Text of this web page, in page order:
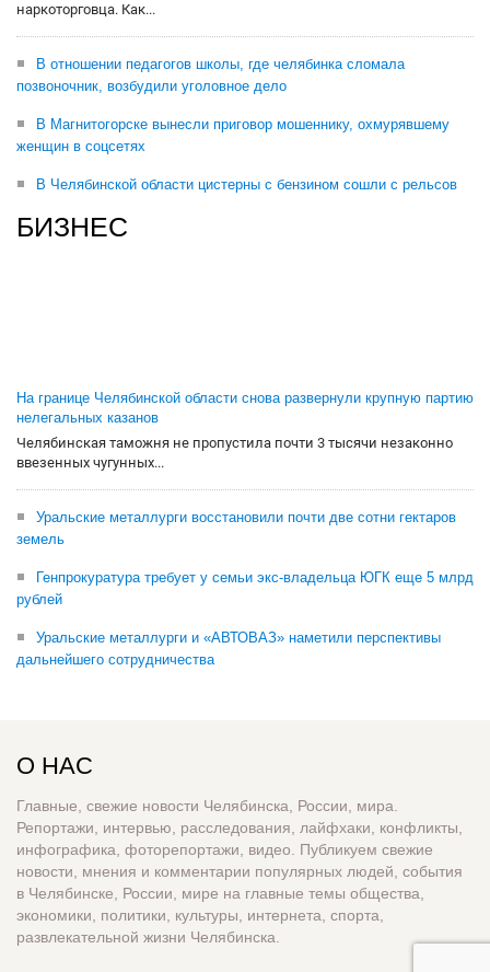
наркоторговца. Как...
В отношении педагогов школы, где челябинка сломала
позвоночник, возбудили уголовное дело
В Магнитогорске вынесли приговор мошеннику, охмурявшему
женщин в соцсетях
В Челябинской области цистерны с бензином сошли с рельсов
БИЗНЕС
На границе Челябинской области снова развернули крупную партию
нелегальных казанов
Челябинская таможня не пропустила почти 3 тысячи незаконно
ввезенных чугунных...
Уральские металлурги восстановили почти две сотни гектаров
земель
Генпрокуратура требует у семьи экс-владельца ЮГК еще 5 млрд
рублей
Уральские металлурги и «АВТОВАЗ» наметили перспективы
дальнейшего сотрудничества
О НАС
Главные, свежие новости Челябинска, России, мира.
Репортажи, интервью, расследования, лайфхаки, конфликты,
инфографика, фоторепортажи, видео. Публикуем свежие
новости, мнения и комментарии популярных людей, события
в Челябинске, России, мире на главные темы общества,
экономики, политики, культуры, интернета, спорта,
развлекательной жизни Челябинска.